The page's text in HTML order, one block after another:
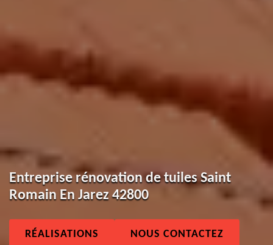
Entreprise rénovation de tuiles Saint
Romain En Jarez 42800
RÉALISATIONS NOUS CONTACTEZ